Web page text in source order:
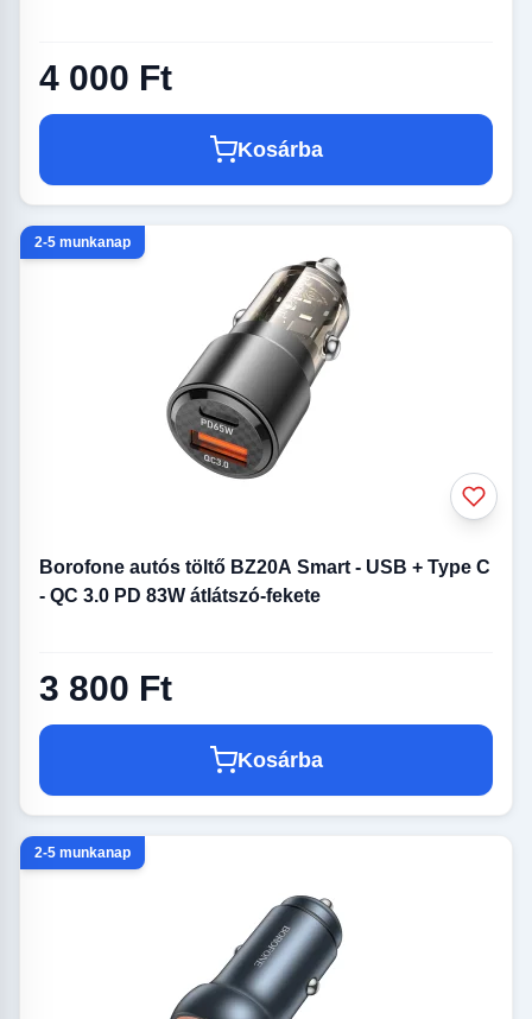
4 000 Ft
Kosárba
2-5 munkanap
Borofone autós töltő BZ20A Smart - USB + Type C
- QC 3.0 PD 83W átlátszó-fekete
3 800 Ft
Kosárba
2-5 munkanap